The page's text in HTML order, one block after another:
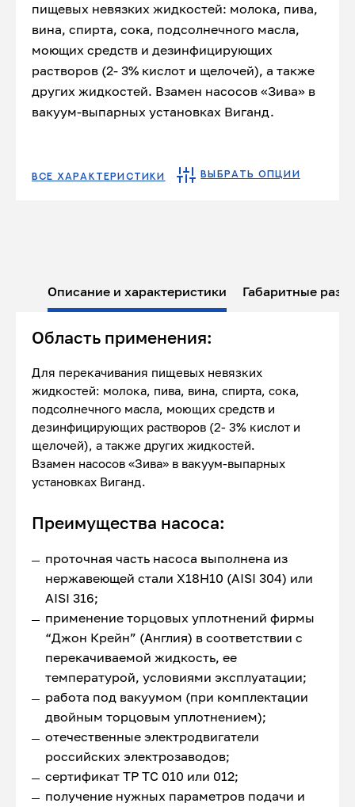
пищевых невязких жидкостей: молока, пива,
вина, спирта, сока, подсолнечного масла,
моющих средств и дезинфицирующих
растворов (2- 3% кислот и щелочей), а также
других жидкостей. Взамен насосов «Зива» в
вакуум-выпарных установках Виганд.
ВСЕ ХАРАКТЕРИСТИКИ ВЫБРАТЬ ОПЦИИ
Описание и характеристики Габаритные
Область применения:
Для перекачивания пищевых невязких
жидкостей: молока, пива, вина, спирта, сока,
подсолнечного масла, моющих средств и
дезинфицирующих растворов (2- 3% кислот и
щелочей), а также других жидкостей.
Взамен насосов «Зива» в вакуум-выпарных
установках Виганд.
Преимущества насоса:
проточная часть насоса выполнена из
нержавеющей стали Х18Н10 (AISI 304) или
AISI 316;
применение торцовых уплотнений фирмы
“Джон Крейн” (Англия) в соответствии с
перекачиваемой жидкость, ее
температурой, условиями эксплуатации;
работа под вакуумом (при комплектации
двойным торцовым уплотнением);
отечественные электродвигатели
российских электрозаводов;
сертификат ТР ТС 010 или 012;
получение нужных параметров подачи и